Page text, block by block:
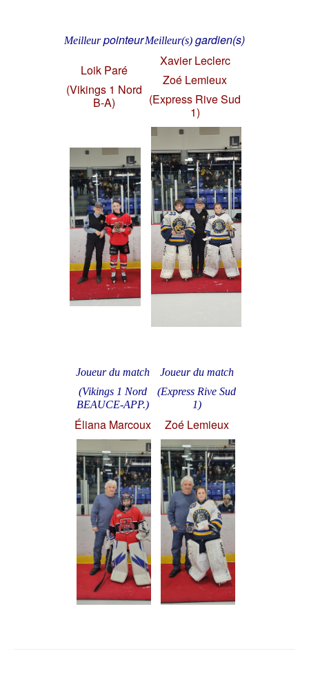
MeilleurpointeurMeilleur(s) gardien(s)
Loik Paré
(Vikings 1 Nord
B-A)
Xavier Leclerc
Zoé Lemieux
(Express Rive Sud
1)
Joueur du match
(Vikings 1 Nord
BEAUCE-APP.)
Joueur du match
(Express Rive Sud
1)
Éliana Marcoux Zoé Lemieux